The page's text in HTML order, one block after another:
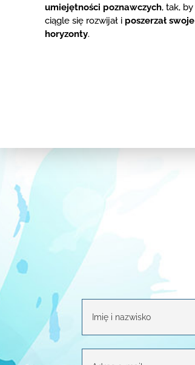
umiejętności poznawczych, tak, by
ciągle się rozwijał i poszerzał swoje
horyzonty.